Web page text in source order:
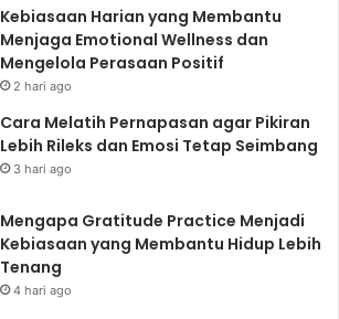
Kebiasaan Harian yang Membantu
Menjaga Emotional Wellness dan
Mengelola Perasaan Positif
2 hari ago
Cara Melatih Pernapasan agar Pikiran
Lebih Rileks dan Emosi Tetap Seimbang
3 hari ago
Mengapa Gratitude Practice Menjadi
Kebiasaan yang Membantu Hidup Lebih
Tenang
4 hari ago